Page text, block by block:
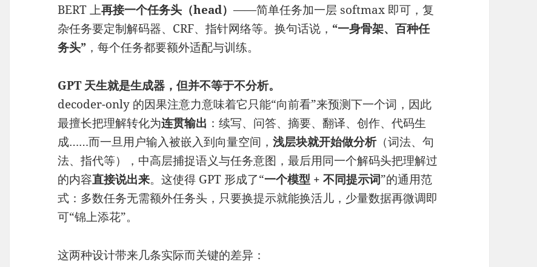
BERT 上再接一个任务头（head）——简单任务加一层 softmax 即可，复
杂任务要定制解码器、CRF、指针网络等。换句话说， “一身骨架、百种任
务头” ，每个任务都要额外适配与训练。
GPT 天生就是生成器，但并不等于不分析。
decoder-only 的因果注意力意味着它只能“向前看”来预测下一个词，因此
最擅长把理解转化为连贯输出 ：续写、问答、摘要、翻译、创作、代码生
成……而一旦用户输入被嵌入到向量空间，浅层块就开始做分析（词法、句
法、指代等），中高层捕捉语义与任务意图，最后用同一个解码头把理解过
的内容直接说出来。这使得 GPT 形成了“一个模型 + 不同提示词”的通用范
式：多数任务无需额外任务头，只要换提示就能换活儿，少量数据再微调即
可“锦上添花”。
这两种设计带来几条实际而关键的差异：